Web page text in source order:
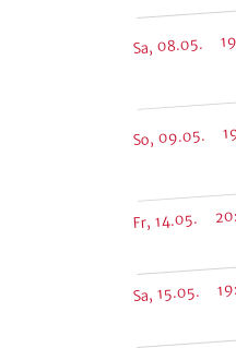
Sa, 08.05.
So, 09.05.
Fr, 14.05.
Sa, 15.05.